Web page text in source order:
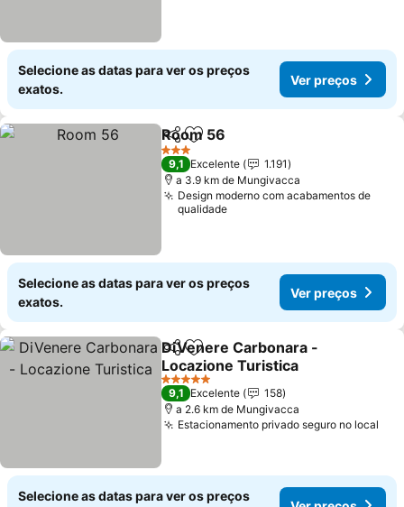
Selecione as datas para ver os preços
exatos.
Ver preços
PartilharAdicionar aos favoritos
Room 56
3 Estrelas
9,1 Excelente
1.191
a 3.9 km de Mungivacca
Design moderno com acabamentos de
qualidade
Selecione as datas para ver os preços
exatos.
Ver preços
PartilharAdicionar aos favoritos
DiVenere Carbonara -
Locazione Turistica
Ver preços
5 Estrelas
9,1 Excelente
158
a 2.6 km de Mungivacca
Estacionamento privado seguro no local
Selecione as datas para ver os preços